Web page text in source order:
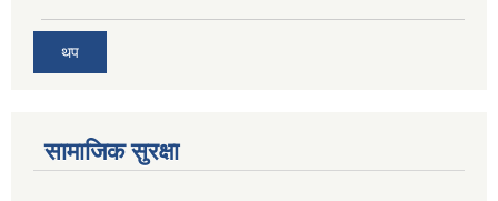
थप
सामाजिक सुरक्षा